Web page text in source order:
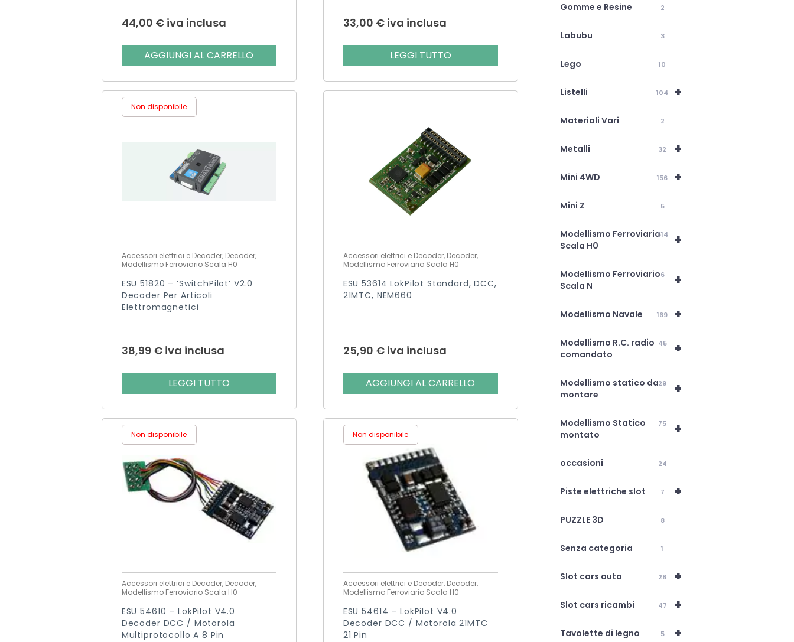
44,00 € iva inclusa
AGGIUNGI AL CARRELLO
33,00 € iva inclusa
LEGGI TUTTO
Non disponibile
Accessori elettrici e Decoder, Decoder,
Modellismo Ferroviario Scala H0
ESU 51820 – ‘SwitchPilot’ V2.0
Decoder Per Articoli
Elettromagnetici
38,99 € iva inclusa
LEGGI TUTTO
Accessori elettrici e Decoder, Decoder,
Modellismo Ferroviario Scala H0
ESU 53614 LokPilot Standard, DCC,
21MTC, NEM660
25,90 € iva inclusa
AGGIUNGI AL CARRELLO
Non disponibile
Accessori elettrici e Decoder, Decoder,
Modellismo Ferroviario Scala H0
ESU 54610 – LokPilot V4.0
Decoder DCC / Motorola
Multiprotocollo A 8 Pin
Non disponibile
Accessori elettrici e Decoder, Decoder,
Modellismo Ferroviario Scala H0
ESU 54614 – LokPilot V4.0
Decoder DCC / Motorola 21MTC
21 Pin
Gomme e Resine 2
Labubu 3
Lego 10
+
Listelli 104
Materiali Vari 2
+
Metalli 32
+
Mini 4WD 156
Mini Z 5
+
Modellismo Ferroviario
Scala H0
514
+
Modellismo Ferroviario
Scala N
6
+
Modellismo Navale 169
+
Modellismo R.C. radio
comandato
45
+
Modellismo statico da
montare
29
+
Modellismo Statico
montato
75
occasioni 24
+
Piste elettriche slot 7
PUZZLE 3D 8
Senza categoria 1
+
Slot cars auto 28
+
Slot cars ricambi 47
+
Tavolette di legno 5